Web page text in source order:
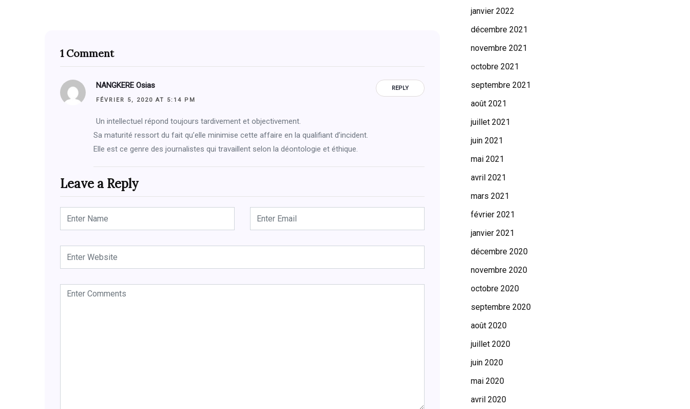
1 Comment
REPLY
NANGKERE Osias
FÉVRIER 5, 2020 AT 5:14 PM
Un intellectuel répond toujours tardivement et objectivement.
Sa maturité ressort du fait qu’elle minimise cette affaire en la qualifiant d’incident.
Elle est ce genre des journalistes qui travaillent selon la déontologie et éthique.
Leave a Reply
janvier 2022
décembre 2021
novembre 2021
octobre 2021
septembre 2021
août 2021
juillet 2021
juin 2021
mai 2021
avril 2021
mars 2021
février 2021
janvier 2021
décembre 2020
novembre 2020
octobre 2020
septembre 2020
août 2020
juillet 2020
juin 2020
mai 2020
avril 2020